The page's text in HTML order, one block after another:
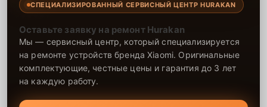
СПЕЦИАЛИЗИРОВАННЫЙ СЕРВИСНЫЙ ЦЕНТР HURAKAN
Оставьте заявку на ремонт Hurakan
Мы — сервисный центр, который специализируется
на ремонте устройств бренда Xiaomi. Оригинальные
комплектующие, честные цены и гарантия до 3 лет
на каждую работу.